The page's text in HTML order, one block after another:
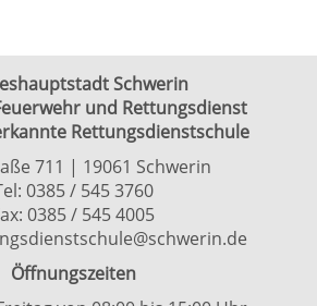
Schwerin
und Rettungsdienst
Rettungsdienstschule
711 | 19061 Schwerin
0385 / 545 3760
0385 / 545 4005
Öffnungszeiten